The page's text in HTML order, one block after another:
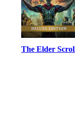
The Elder